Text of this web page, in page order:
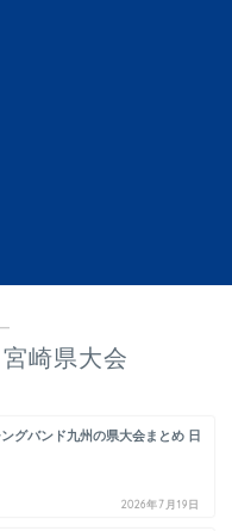
崎県大会
ングバンド九州の県大会まとめ 日
2026年7月19日